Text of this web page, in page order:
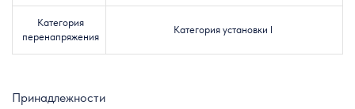
Категория
перенапряжения
Категория установки l
Принадлежности